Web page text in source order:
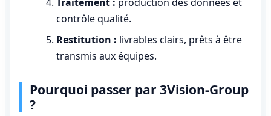
contrôle qualité.
Restitution : livrables clairs, prêts à être
transmis aux équipes.
Pourquoi passer par 3Vision-Group
?